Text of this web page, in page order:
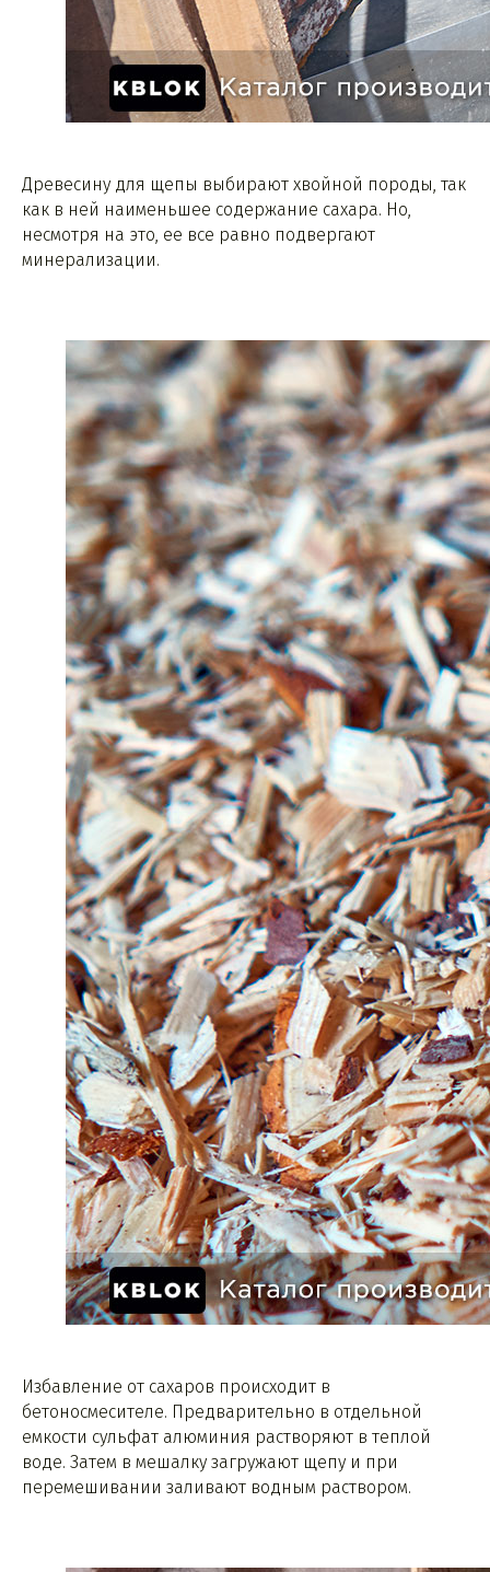
Древесину для щепы выбирают хвойной породы, так
как в ней наименьшее содержание сахара. Но,
несмотря на это, ее все равно подвергают
минерализации.
Избавление от сахаров происходит в
бетоносмесителе. Предварительно в отдельной
емкости сульфат алюминия растворяют в теплой
воде. Затем в мешалку загружают щепу и при
перемешивании заливают водным раствором.